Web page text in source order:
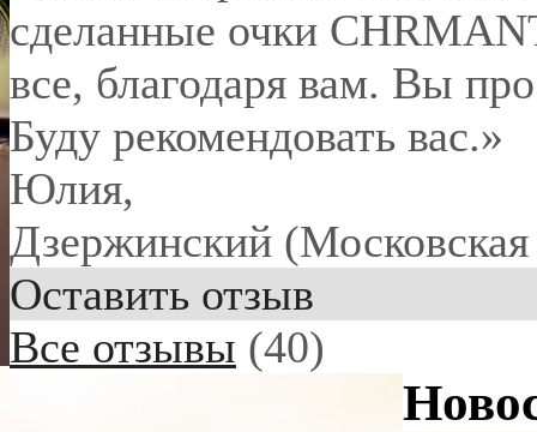
сделанные очки
все, благодаря вам. Вы
Буду рекомендовать вас.»
Юлия,
Дзержинский (Московская
Оставить отзыв
Все отзывы (40)